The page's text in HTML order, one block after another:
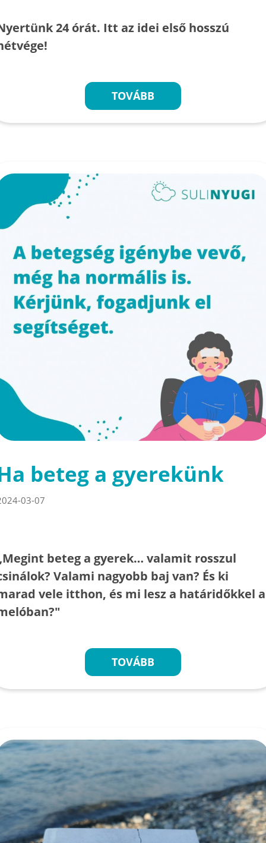
24 órát. Itt az idei első hosszú
TOVÁBB
beteg a gyerekünk
03-07
beteg a gyerek… valamit rosszul
Valami nagyobb baj van? És ki
vele itthon, és mi lesz a határidőkkel a
TOVÁBB